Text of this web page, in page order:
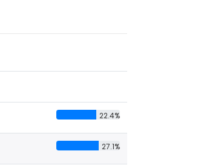
22.4%
27.1%